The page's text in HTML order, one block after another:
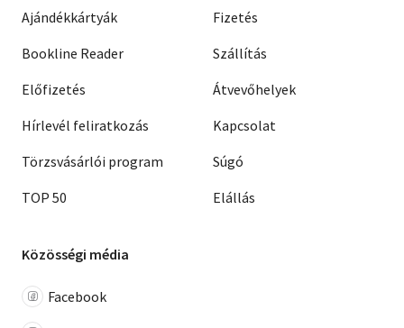
Ajándékkártyák
Bookline Reader
Előfizetés
Hírlevél feliratkozás
Törzsvásárlói program
TOP 50
Fizetés
Szállítás
Átvevőhelyek
Kapcsolat
Súgó
Elállás
Közösségi média
Facebook